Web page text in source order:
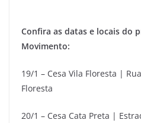
Confira as datas e locais do
Movimento:
19/1 – Cesa Vila Floresta |
Floresta
20/1 – Cesa Cata Preta |